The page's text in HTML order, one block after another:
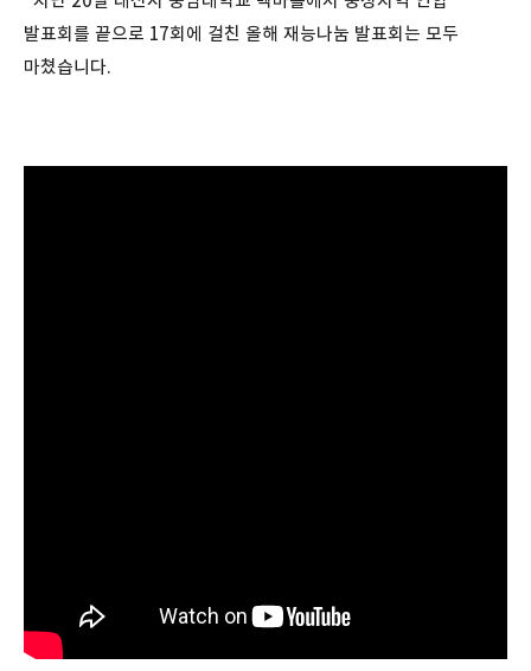
발표회를 끝으로 17회에 걸친 올해 재능나눔 발표회는 모두
마쳤습니다.